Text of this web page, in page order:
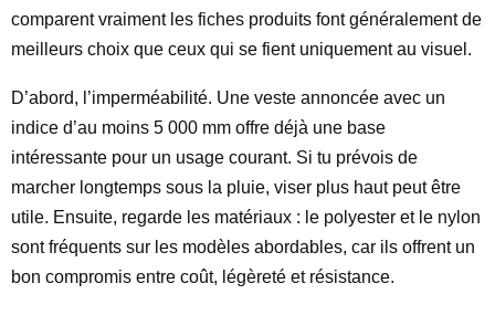
comparent vraiment les fiches produits font généralement de
meilleurs choix que ceux qui se fient uniquement au visuel.
D’abord, l’imperméabilité. Une veste annoncée avec un
indice d’au moins 5 000 mm offre déjà une base
intéressante pour un usage courant. Si tu prévois de
marcher longtemps sous la pluie, viser plus haut peut être
utile. Ensuite, regarde les matériaux : le polyester et le nylon
sont fréquents sur les modèles abordables, car ils offrent un
bon compromis entre coût, légèreté et résistance.